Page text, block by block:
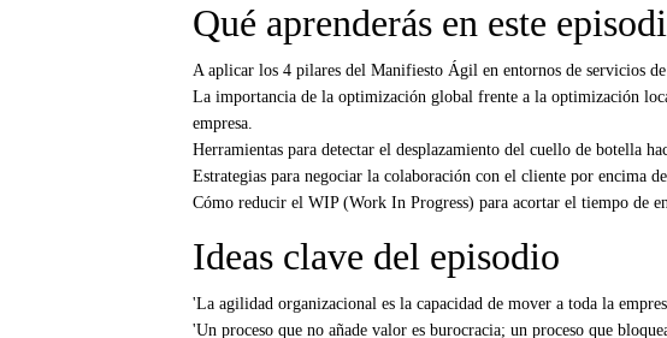
Qué aprenderás en este
A aplicar los 4 pilares del Manifiesto Ágil en entornos de servicios
La importancia de la optimización global frente a la optimización
empresa.
Herramientas para detectar el desplazamiento del cuello de botella
Estrategias para negociar la colaboración con el cliente por encima
Cómo reducir el WIP (Work In Progress) para acortar el tiempo de
Ideas clave del episodio
'La agilidad organizacional es la capacidad de mover a toda la
'Un proceso que no añade valor es burocracia; un proceso que